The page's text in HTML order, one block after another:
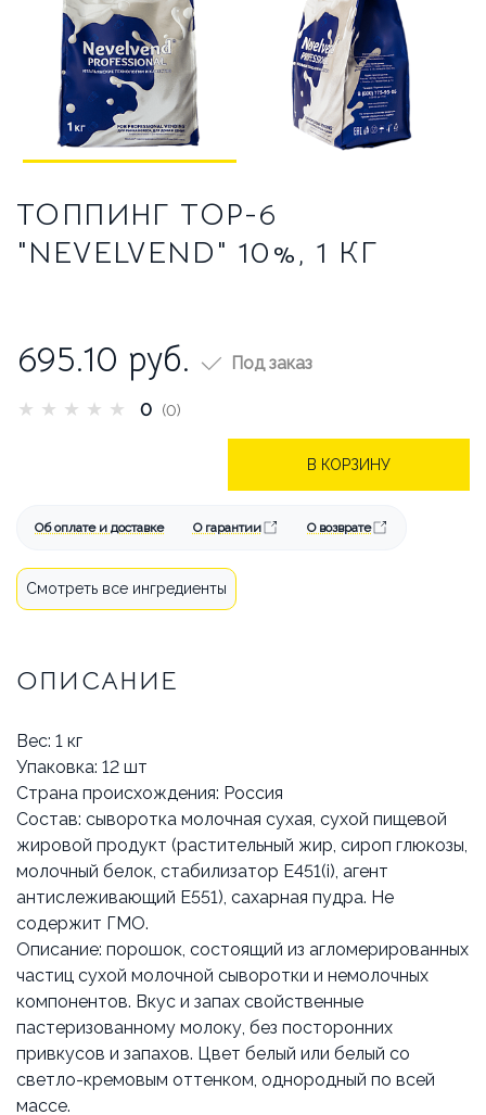
ВВОД В ЭКСПЛУАТАЦИЮ
СЕРВИС И РЕМОНТ ГАРАНТИЯ
УСЛОВИЯ ВОЗВРАТА
БРЕНДЫ
АКЦИИ
ОПЛАТА И ДОСТАВКА
ОТВЕЧАЕМ НА ВОПРОСЫ
ОБ АРЕНДЕ
ТОППИНГ ТОР-6
"NEVELVEND" 10%, 1 КГ
695.10 руб. Под заказ
★ ★ ★ ★ ★ 0 (0)
В КОРЗИНУ
Об оплате и доставке О гарантии О возврате
Смотреть все ингредиенты
ОПИСАНИЕ
Вес: 1 кг
Упаковка: 12 шт
Страна происхождения: Россия
Состав: сыворотка молочная сухая, сухой пищевой
жировой продукт (растительный жир, сироп глюкозы,
молочный белок, стабилизатор Е451(i), агент
антислеживающий Е551), сахарная пудра. Не
содержит ГМО.
Описание: порошок, состоящий из агломерированных
частиц сухой молочной сыворотки и немолочных
компонентов. Вкус и запах свойственные
пастеризованному молоку, без посторонних
привкусов и запахов. Цвет белый или белый со
светло-кремовым оттенком, однородный по всей
массе.